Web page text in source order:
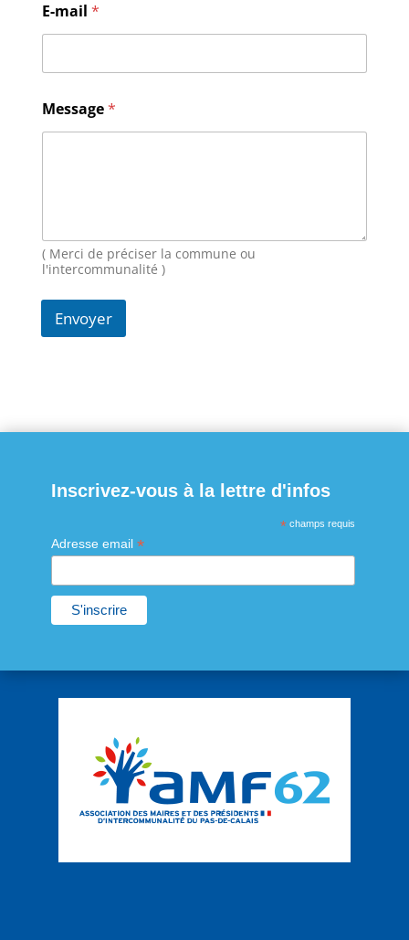
E-mail *
-
m
s
a
e
o
Message*
( Merci de préciser la commune ou
l'intercommunalité )
Envoyer
Inscrivez-vous à la lettre d'infos
* champs requis
Adresse email *